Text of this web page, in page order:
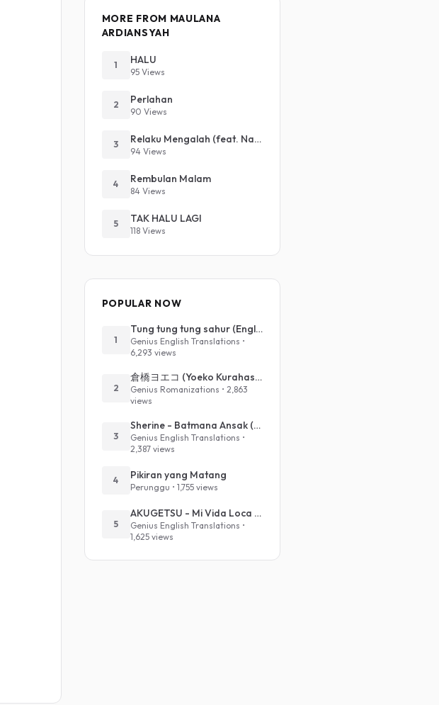
MORE FROM MAULANA
ARDIANSYAH
1 HALU
95 Views
2 Perlahan
90 Views
3 Relaku Mengalah (feat. Naufal Azrin)
94 Views
4 Rembulan Malam
84 Views
5 TAK HALU LAGI
118 Views
POPULAR NOW
1
Tung tung tung sahur (English Translation)
Genius English Translations •
6,293 views
2
倉橋ヨエコ (Yoeko Kurahashi) - 沈める街 (Sinking Town) (Romanized)
Genius Romanizations • 2,863
views
3
Sherine - Batmana Ansak (English Translation)
Genius English Translations •
2,387 views
4 Pikiran yang Matang
Perunggu • 1,755 views
5
AKUGETSU - Mi Vida Loca (VIVINOS - ALNST Sub : Till Part.1)
Genius English Translations •
1,625 views